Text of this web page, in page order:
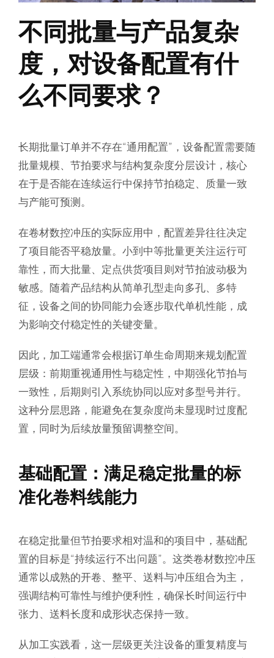
不同批量与产品复杂
度，对设备配置有什
么不同要求？
长期批量订单并不存在“通用配置”，设备配置需要随
批量规模、节拍要求与结构复杂度分层设计，核心
在于是否能在连续运行中保持节拍稳定、质量一致
与产能可预测。
在卷材数控冲压的实际应用中，配置差异往往决定
了项目能否平稳放量。小到中等批量更关注运行可
靠性，而大批量、定点供货项目则对节拍波动极为
敏感。随着产品结构从简单孔型走向多孔、多特
征，设备之间的协同能力会逐步取代单机性能，成
为影响交付稳定性的关键变量。
因此，加工端通常会根据订单生命周期来规划配置
层级：前期重视通用性与稳定性，中期强化节拍与
一致性，后期则引入系统协同以应对多型号并行。
这种分层思路，能避免在复杂度尚未显现时过度配
置，同时为后续放量预留调整空间。
基础配置：满足稳定批量的标
准化卷料线能力
在稳定批量但节拍要求相对温和的项目中，基础配
置的目标是“持续运行不出问题”。这类卷材数控冲压
通常以成熟的开卷、整平、送料与冲压组合为主，
强调结构可靠性与维护便利性，确保长时间运行中
张力、送料长度和成形状态保持一致。
从加工实践看，这一层级更关注设备的重复精度与